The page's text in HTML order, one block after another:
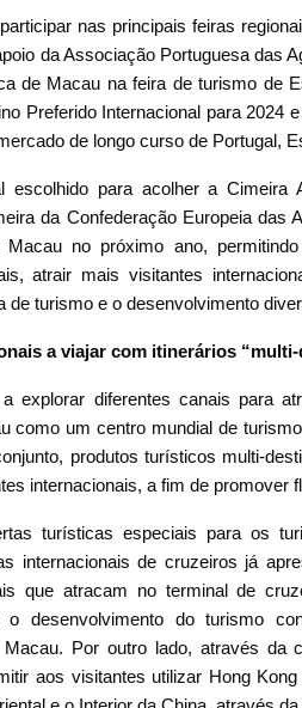
nas principais feiras
da Associação Portuguesa das
de Macau na feira de turismo de
Preferido Internacional para 2024
de longo curso de Portugal,
para acolher a Cimeira
da Confederação Europeia das
no próximo ano,
atrair mais visitantes
de turismo e o desenvolvimento
a viajar com itinerários
explorar diferentes canais para
como um centro mundial de
produtos turísticos multi-
internacionais, a fim de promover
turísticas especiais para os
internacionais de cruzeiros já
que atracam no terminal de
o desenvolvimento do turismo
Por outro lado, através da
aos visitantes utilizar Hong